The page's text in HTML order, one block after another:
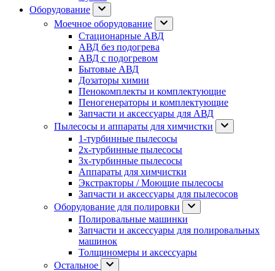
Оборудование
Моечное оборудование
Стационарные АВД
АВД без подогрева
АВД с подогревом
Бытовые АВД
Дозаторы химии
Пенокомплекты и комплектующие
Пеногенераторы и комплектующие
Запчасти и аксессуары для АВД
Пылесосы и аппараты для химчистки
1-турбинные пылесосы
2х-турбинные пылесосы
3х-турбинные пылесосы
Аппараты для химчистки
Экстракторы / Моющие пылесосы
Запчасти и аксессуары для пылесосов
Оборудование для полировки
Полировальные машинки
Запчасти и аксессуары для полировальных
машинок
Толщиномеры и аксессуары
Остальное